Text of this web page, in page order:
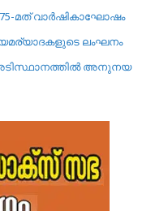
75-മത് വാർഷികാഘോഷം
ലംഘനം
അടിസ്ഥാനത്തിൽ അനുനയ